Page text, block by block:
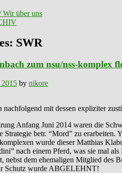
Wir über uns
SWR
zum nsu/nss-komplex
by nikore
nachfolgend mit dessen expliziter
Anfang Juni 2014 waren die
Strategie betr. “Mord” zu
wurde dieser Matthias
nach einem Pferd, was sie mal
nebst dem ehemaligen Mitglied des
Schutz wurde ABGELEHNT!